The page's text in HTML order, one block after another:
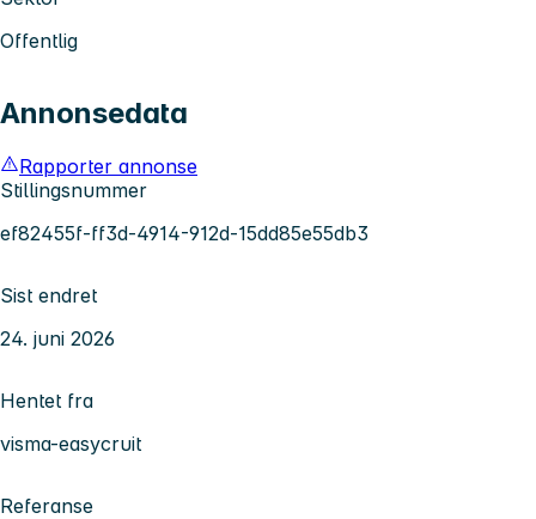
Offentlig
Annonsedata
Rapporter annonse
Stillingsnummer
ef82455f-ff3d-4914-912d-15dd85e55db3
Sist endret
24. juni 2026
Hentet fra
visma-easycruit
Referanse